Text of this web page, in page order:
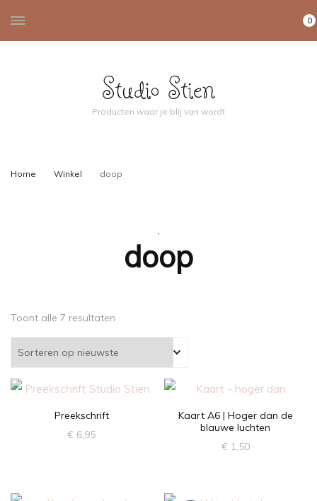
0
Studio Stien
Producten waar je blij van wordt
Home Winkel doop
,
doop
Toont alle 7 resultaten
nieuwste
Preekschrift
€ 6,95
Kaart A6 | Hoger dan de
blauwe luchten
€ 1,50